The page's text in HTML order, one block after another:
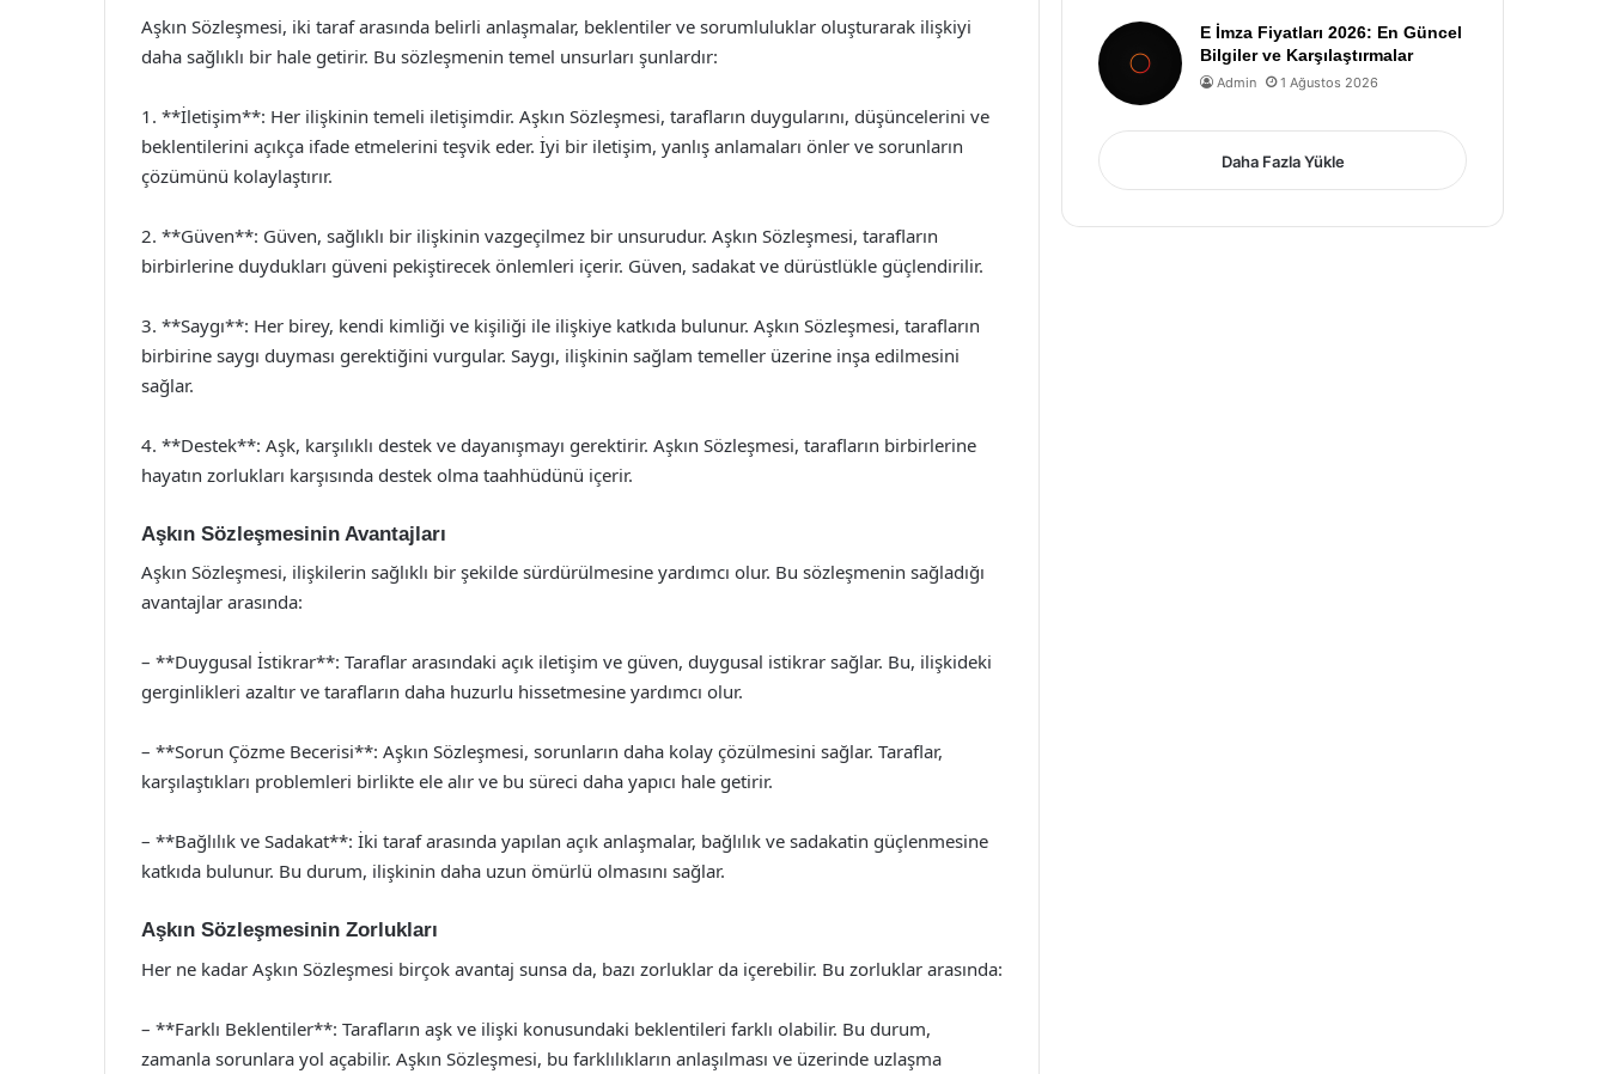
Aşkın Sözleşmesi, iki taraf arasında belirli anlaşmalar, beklentiler ve sorumluluklar oluşturarak ilişkiyi
daha sağlıklı bir hale getirir. Bu sözleşmenin temel unsurları şunlardır:
1. **İletişim**: Her ilişkinin temeli iletişimdir. Aşkın Sözleşmesi, tarafların duygularını, düşüncelerini ve
beklentilerini açıkça ifade etmelerini teşvik eder. İyi bir iletişim, yanlış anlamaları önler ve sorunların
çözümünü kolaylaştırır.
2. **Güven**: Güven, sağlıklı bir ilişkinin vazgeçilmez bir unsurudur. Aşkın Sözleşmesi, tarafların
birbirlerine duydukları güveni pekiştirecek önlemleri içerir. Güven, sadakat ve dürüstlükle güçlendirilir.
3. **Saygı**: Her birey, kendi kimliği ve kişiliği ile ilişkiye katkıda bulunur. Aşkın Sözleşmesi, tarafların
birbirine saygı duyması gerektiğini vurgular. Saygı, ilişkinin sağlam temeller üzerine inşa edilmesini
sağlar.
4. **Destek**: Aşk, karşılıklı destek ve dayanışmayı gerektirir. Aşkın Sözleşmesi, tarafların birbirlerine
hayatın zorlukları karşısında destek olma taahhüdünü içerir.
Aşkın Sözleşmesinin Avantajları
Aşkın Sözleşmesi, ilişkilerin sağlıklı bir şekilde sürdürülmesine yardımcı olur. Bu sözleşmenin sağladığı
avantajlar arasında:
– **Duygusal İstikrar**: Taraflar arasındaki açık iletişim ve güven, duygusal istikrar sağlar. Bu, ilişkideki
gerginlikleri azaltır ve tarafların daha huzurlu hissetmesine yardımcı olur.
– **Sorun Çözme Becerisi**: Aşkın Sözleşmesi, sorunların daha kolay çözülmesini sağlar. Taraflar,
karşılaştıkları problemleri birlikte ele alır ve bu süreci daha yapıcı hale getirir.
– **Bağlılık ve Sadakat**: İki taraf arasında yapılan açık anlaşmalar, bağlılık ve sadakatin güçlenmesine
katkıda bulunur. Bu durum, ilişkinin daha uzun ömürlü olmasını sağlar.
Aşkın Sözleşmesinin Zorlukları
Her ne kadar Aşkın Sözleşmesi birçok avantaj sunsa da, bazı zorluklar da içerebilir. Bu zorluklar arasında:
– **Farklı Beklentiler**: Tarafların aşk ve ilişki konusundaki beklentileri farklı olabilir. Bu durum,
zamanla sorunlara yol açabilir. Aşkın Sözleşmesi, bu farklılıkların anlaşılması ve üzerinde uzlaşma
E İmza Fiyatları 2026: En Güncel
Bilgiler ve Karşılaştırmalar
Admin 1 Ağustos 2026
Daha Fazla Yükle